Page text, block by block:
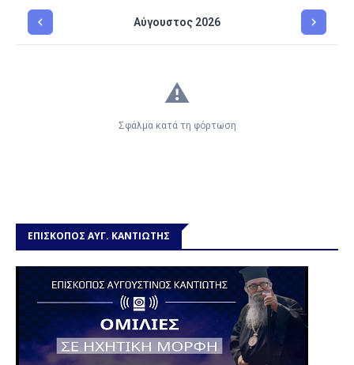
ΕΠΙΣΚΟΠΟΣ ΑΥΓ. ΚΑΝΤΙΩΤΗΣ